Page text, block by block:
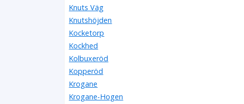
Knuts Väg
Knutshöjden
Kocketorp
Kockhed
Kolbuxeröd
Kopperöd
Krogane
Krogane-Hogen